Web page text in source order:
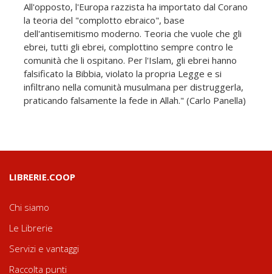
All'opposto, l'Europa razzista ha importato dal Corano
la teoria del "complotto ebraico", base
dell'antisemitismo moderno. Teoria che vuole che gli
ebrei, tutti gli ebrei, complottino sempre contro le
comunità che li ospitano. Per l'Islam, gli ebrei hanno
falsificato la Bibbia, violato la propria Legge e si
infiltrano nella comunità musulmana per distruggerla,
praticando falsamente la fede in Allah." (Carlo Panella)
LIBRERIE.COOP
Chi siamo
Le Librerie
Servizi e vantaggi
Raccolta punti